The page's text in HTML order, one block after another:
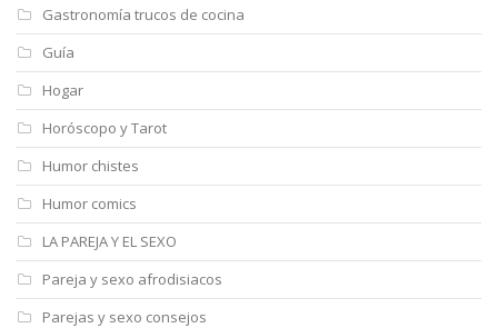
Gastronomía trucos de cocina
Guía
Hogar
Horóscopo y Tarot
Humor chistes
Humor comics
LA PAREJA Y EL SEXO
Pareja y sexo afrodisiacos
Parejas y sexo consejos